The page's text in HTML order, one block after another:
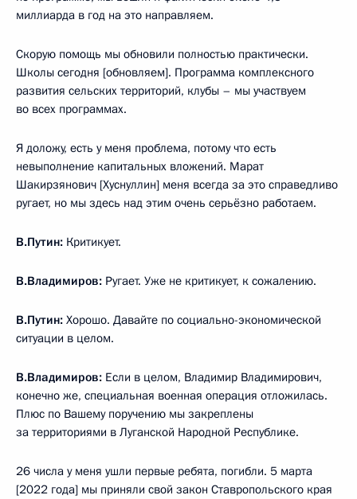
миллиарда в год на это направляем.
Скорую помощь мы обновили полностью практически.
Школы сегодня [обновляем]. Программа комплексного
развития сельских территорий, клубы – мы участвуем
во всех программах.
Я доложу, есть у меня проблема, потому что есть
невыполнение капитальных вложений. Марат
Шакирзянович [Хуснуллин] меня всегда за это справедливо
ругает, но мы здесь над этим очень серьёзно работаем.
В.Путин: Критикует.
В.Владимиров: Ругает. Уже не критикует, к сожалению.
В.Путин: Хорошо. Давайте по социально-экономической
ситуации в целом.
В.Владимиров: Если в целом, Владимир Владимирович,
конечно же, специальная военная операция отложилась.
Плюс по Вашему поручению мы закреплены
за территориями в Луганской Народной Республике.
26 числа у меня ушли первые ребята, погибли. 5 марта
[2022 года] мы приняли свой закон Ставропольского края